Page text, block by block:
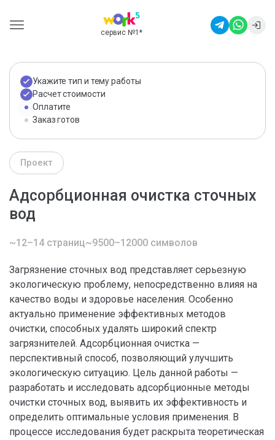
сервис №1 *
Укажите тип и тему работы
Расчет стоимости
Оплатите
Заказ готов
Проект
Адсорбционная очистка сточных
вод
~12–14 страниц~9500–12000 символов
Загрязнение сточных вод представляет серьезную
экологическую проблему, непосредственно влияя на
качество воды и здоровье населения. Особенно
актуально применение эффективных методов
очистки, способных удалять широкий спектр
загрязнителей. Адсорбционная очистка —
перспективный способ, позволяющий улучшить
экологическую ситуацию. Цель данной работы —
разработать и исследовать адсорбционные методы
очистки сточных вод, выявить их эффективность и
определить оптимальные условия применения. В
процессе исследования будет раскрыта теоретическая